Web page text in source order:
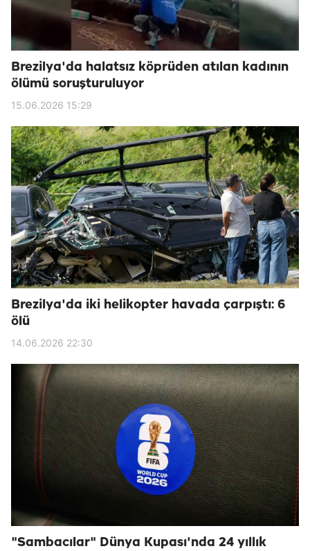
Brezilya'da halatsız köprüden atılan kadının
ölümü soruşturuluyor
15.06.2026 15:29
Brezilya'da iki helikopter havada çarpıştı: 6
ölü
14.06.2026 22:30
"Sambacılar" Dünya Kupası'nda 24 yıllık